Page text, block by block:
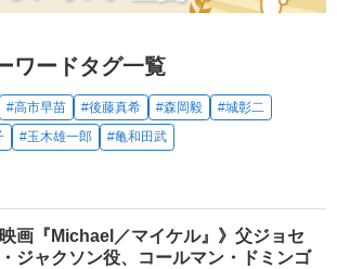
ワードタグ一覧
#高市早苗 #後藤真希 #森岡毅
#城彰二
#玉木雄一郎 #亀和田武
映画『Michael／マイケル』》父ジョセ
ジャクソン役、コールマン・ドミンゴ